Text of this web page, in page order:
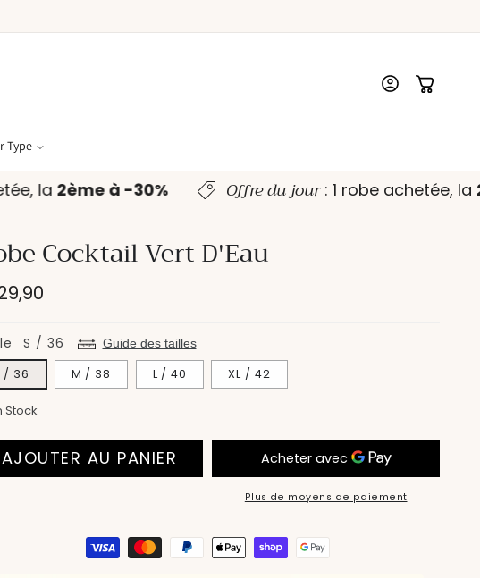
Type
ConnexionPanier
la2ème à -30% Offre du jour: 1 robe achetée,
Cocktail Vert D'Eau
S / 36 Guide des tailles
/ 36 M / 38 L / 40 XL / 42
Stock
AJOUTER AU PANIER
Plus de moyens de paiement